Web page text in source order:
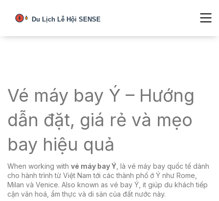
Vé máy bay Ý – Hướng
dẫn đặt, giá rẻ và mẹo
bay hiệu quả
When working with vé máy bay Ý là vé máy bay quốc tế dành
cho hành trình từ Việt Nam tới các thành phố ở Ý như Rome,
Milan và Venice. Also known as vé bay Ý , it giúp du khách tiếp
cận văn hoá, ẩm thực và di sản của đất nước này.